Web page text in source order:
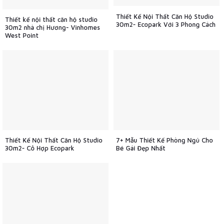
Thiết kế nội thất căn hộ studio
30m2 nhà chị Hương- Vinhomes
West Point
Thiết Kế Nội Thất Căn Hộ Studio
30m2- Ecopark Với 3 Phong Cách
Thiết Kế Nội Thất Căn Hộ Studio
30m2- Cô Hợp Ecopark
7+ Mẫu Thiết Kế Phòng Ngủ Cho
Bé Gái Đẹp Nhất